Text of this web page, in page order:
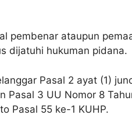
pembenar ataupun
dijatuhi hukuman pidana.
Pasal 2 ayat (1)
Pasal 3 UU Nomor 8
Pasal 55 ke-1 KUHP.